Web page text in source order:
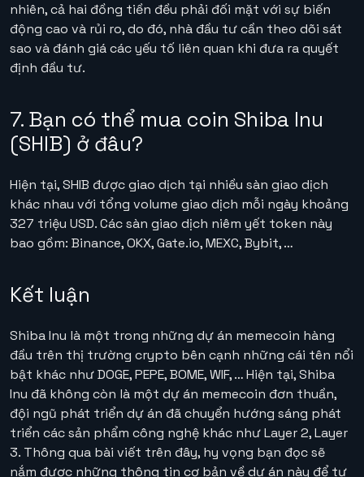
nhiên, cả hai đồng tiền đều phải đối mặt với sự biến
động cao và rủi ro, do đó, nhà đầu tư cần theo dõi sát
sao và đánh giá các yếu tố liên quan khi đưa ra quyết
định đầu tư.
7. Bạn có thể mua coin Shiba Inu
(SHIB) ở đâu?
Hiện tại, SHIB được giao dịch tại nhiều sàn giao dịch
khác nhau với tổng volume giao dịch mỗi ngày khoảng
327 triệu USD. Các sàn giao dịch niêm yết token này
bao gồm: Binance, OKX, Gate.io, MEXC, Bybit, …
Kết luận
Shiba Inu là một trong những dự án memecoin hàng
đầu trên thị trường crypto bên cạnh những cái tên nổi
bật khác như DOGE, PEPE, BOME, WIF, … Hiện tại, Shiba
Inu đã không còn là một dự án memecoin đơn thuần,
đội ngũ phát triển dự án đã chuyển hướng sáng phát
triển các sản phẩm công nghệ khác như Layer 2, Layer
3. Thông qua bài viết trên đây, hy vọng bạn đọc sẽ
nắm được những thông tin cơ bản về dự án này để tự